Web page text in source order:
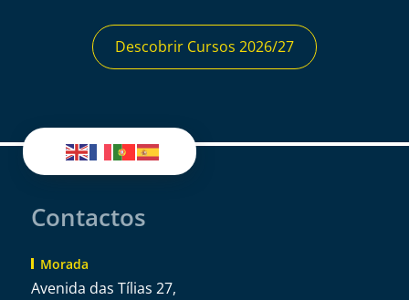
Descobrir Cursos 2026/27
Contactos
Morada
Avenida das Tílias 27,